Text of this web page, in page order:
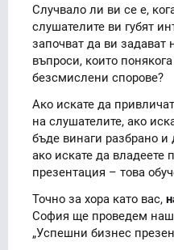
Случвало ли ви се е,
слушателите ви губят
започват да ви задават
въпроси, които
безсмислени спорове?
Ако искате да
на слушателите, ако
бъде винаги разбрано и
ако искате да владеете
презентация – това
Точно за хора като вас,
София ще проведем
„Успешни бизнес